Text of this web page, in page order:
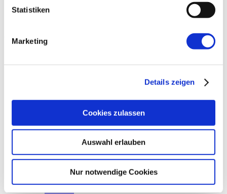
Statistiken
Marketing
Details zeigen
Cookies zulassen
Auswahl erlauben
Nur notwendige Cookies
Allgemein
60. Jahre Jubiläum
April 2026
Februar 2026
Januar 2026
Dezember 2025
November 2025
Oktober 2025
September 2025